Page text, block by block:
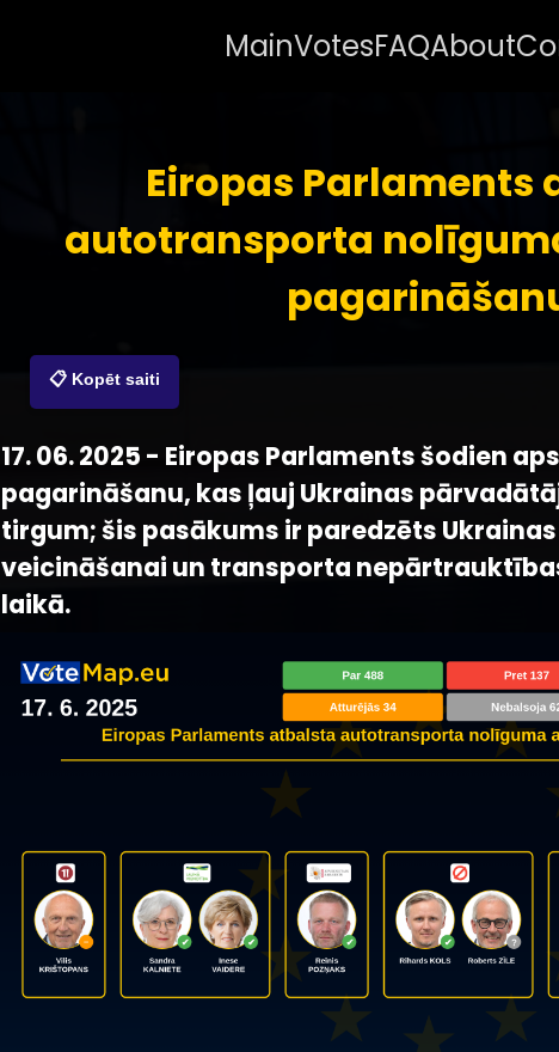
MainVotesFAQAbout
Eiropas Parlaments
autotransporta
📋 Kopēt saiti
17. 06. 2025 - Eiropas Parlaments šodien
pagarināšanu, kas ļauj Ukrainas
tirgum; šis pasākums ir paredzēts
veicināšanai un transporta
laikā.